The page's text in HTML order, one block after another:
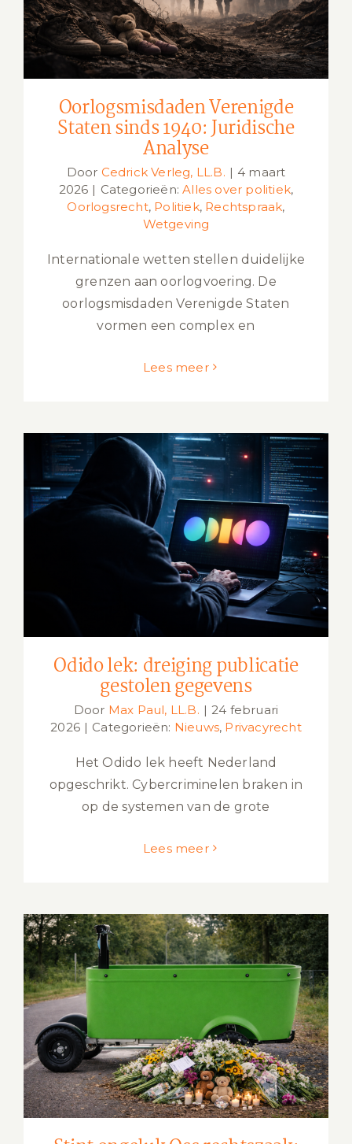
Oorlogsmisdaden Verenigde
Staten sinds 1940: Juridische
Analyse
Door Cedrick Verleg, LL.B. | 4 maart
2026 | Categorieën:Alles over politiek,
Oorlogsrecht, Politiek, Rechtspraak,
Wetgeving
Internationale wetten stellen duidelijke
grenzen aan oorlogvoering. De
oorlogsmisdaden Verenigde Staten
vormen een complex en
Lees meer
Odido lek: dreiging publicatie
gestolen gegevens
Odido lek: dreiging publicatie
gestolen gegevens
Door Max Paul, LL.B. | 24 februari
2026 | Categorieën: Nieuws, Privacyrecht
Het Odido lek heeft Nederland
opgeschrikt. Cybercriminelen braken in
op de systemen van de grote
Lees meer
Stint ongeluk Oss rechtszaak:
vrijspraak, verdriet en hoger beroep